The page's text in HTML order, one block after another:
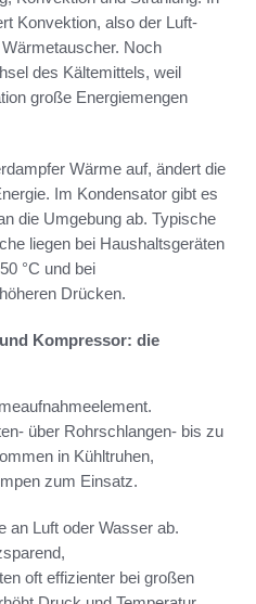
Konvektion, also der Luft-
Noch
des Kältemittels, weil
große Energiemengen
Wärme auf, ändert die
Im Kondensator gibt es
die Umgebung ab. Typische
liegen bei Haushaltsgeräten
°C und bei
Drücken.
Kompressor: die
über Rohrschlangen- bis zu
in Kühltruhen,
zum Einsatz.
an Luft oder Wasser ab.
oft effizienter bei großen